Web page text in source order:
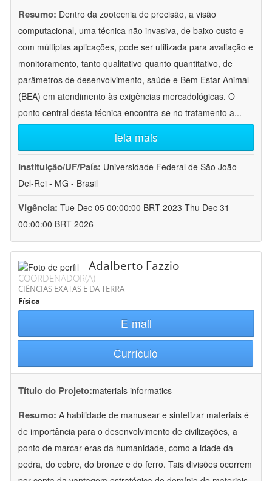
Resumo: Dentro da zootecnia de precisão, a visão
computacional, uma técnica não invasiva, de baixo custo e
com múltiplas aplicações, pode ser utilizada para avaliação e
monitoramento, tanto qualitativo quanto quantitativo, de
parâmetros de desenvolvimento, saúde e Bem Estar Animal
(BEA) em atendimento às exigências mercadológicas. O
ponto central desta técnica encontra-se no tratamento a...
leia mais
Instituição/UF/País: Universidade Federal de São João
Del-Rei - MG - Brasil
Vigência: Tue Dec 05 00:00:00 BRT 2023-Thu Dec 31
00:00:00 BRT 2026
Adalberto Fazzio
COORDENADOR(A)
CIÊNCIAS EXATAS E DA TERRA
Física
E-mail
Currículo
Título do Projeto:materials informatics
Resumo: A habilidade de manusear e sintetizar materiais é
de importância para o desenvolvimento de civilizações, a
ponto de marcar eras da humanidade, como a idade da
pedra, do cobre, do bronze e do ferro. Tais divisões ocorrem